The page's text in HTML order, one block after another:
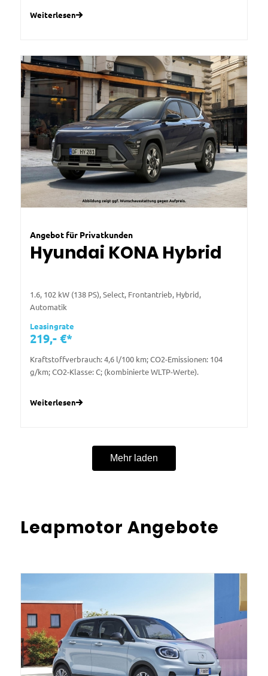
Weiterlesen
Angebot für Privatkunden
Hyundai KONA Hybrid
1.6, 102 kW (138 PS), Select, Frontantrieb, Hybrid,
Automatik
Leasingrate
219,- €*
Kraftstoffverbrauch: 4,6 l/100 km; CO2-Emissionen: 104
g/km; CO2-Klasse: C; (kombinierte WLTP-Werte).
Weiterlesen
Mehr laden
Leapmotor Angebote